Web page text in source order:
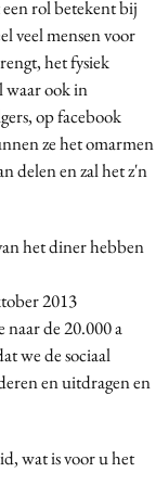
rol betekent bij
veel mensen voor
het fysiek
waar ook in
op facebook
ze het omarmen
delen en zal het z'n
het diner hebben
2013
naar de 20.000 a
we de sociaal
en uitdragen en
wat is voor u het